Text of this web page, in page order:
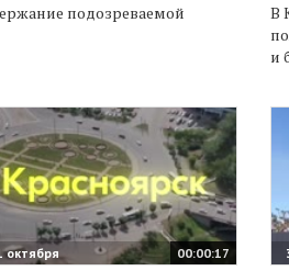
подозреваемой
В
и
00:00:17
октября